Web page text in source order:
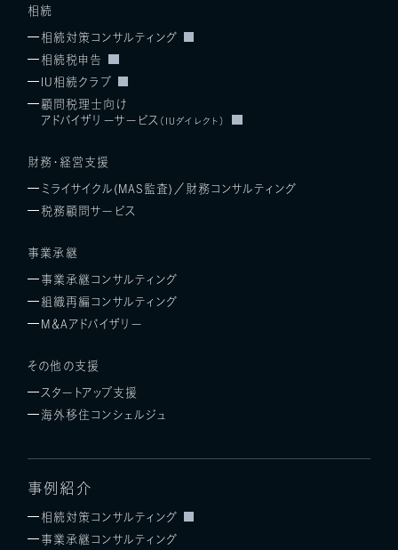
相続
相続対策コンサルティング
相続税申告
IU相続クラブ
顧問税理士向け
アドバイザリーサービス （IUダイレクト）
財務・経営支援
ミライサイクル(MAS監査)／ 財務コンサルティング
税務顧問サービス
事業承継
事業承継コンサルティング
組織再編コンサルティング
M＆Aアドバイザリー
その他の支援
スタートアップ支援
海外移住コンシェルジュ
事例紹介
相続対策コンサルティング
事業承継コンサルティング